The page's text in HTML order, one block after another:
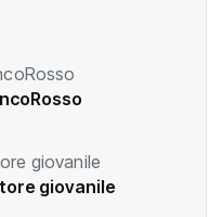
giovanile